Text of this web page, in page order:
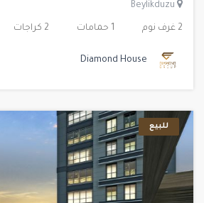
Beylikduzu
2 غرف نوم 1 حمامات 2 كراجات
Diamond House
للبيع